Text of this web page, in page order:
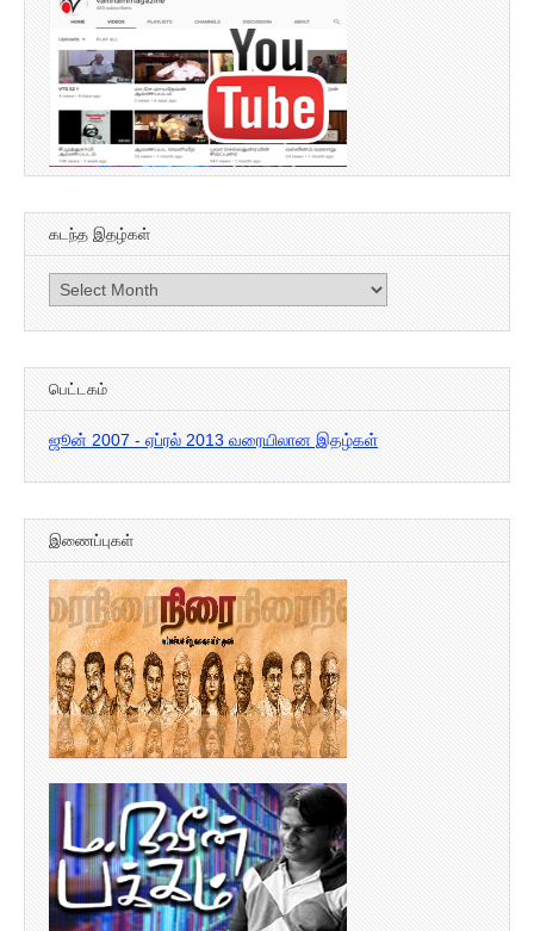
கடந்த இதழ்கள்
கடந்த
இதழ்கள்
பெட்டகம்
ஜூன் 2007 - ஏப்ரல் 2013 வரையிலான இதழ்கள்
இணைப்புகள்